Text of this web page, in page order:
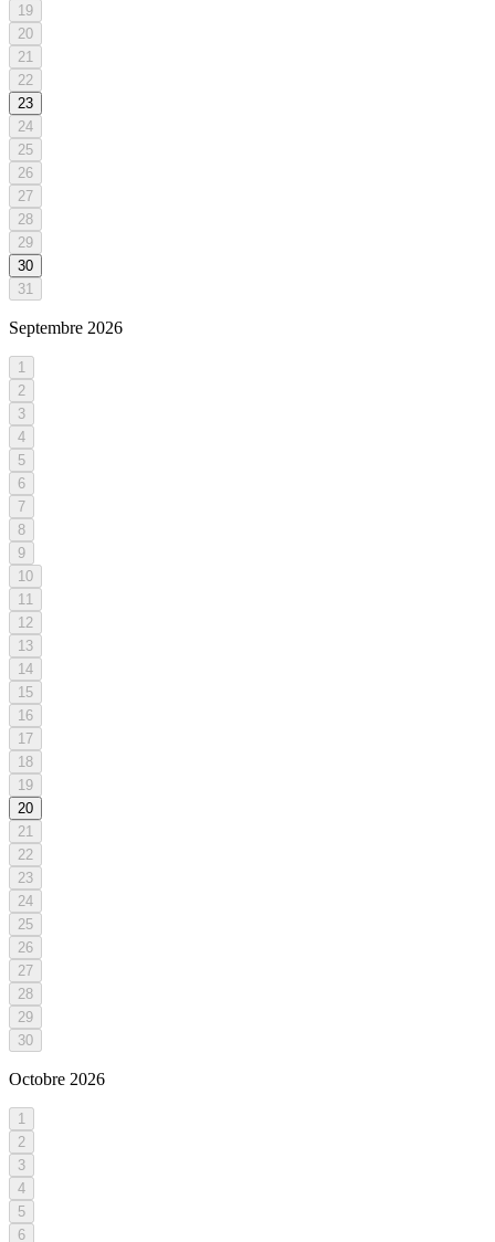
19
20
21
22
23
24
25
26
27
28
29
30
31
Septembre 2026
1
2
3
4
5
6
7
8
9
10
11
12
13
14
15
16
17
18
19
20
21
22
23
24
25
26
27
28
29
30
Octobre 2026
1
2
3
4
5
6